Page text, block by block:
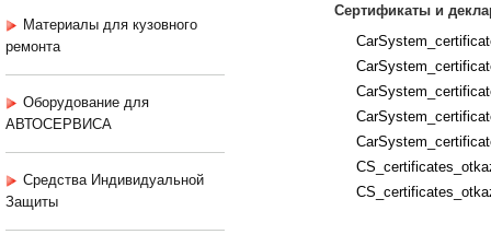
Материалы для кузовного
ремонта
Оборудование для
АВТОСЕРВИСА
Средства Индивидуальной
Защиты
Сертификаты и